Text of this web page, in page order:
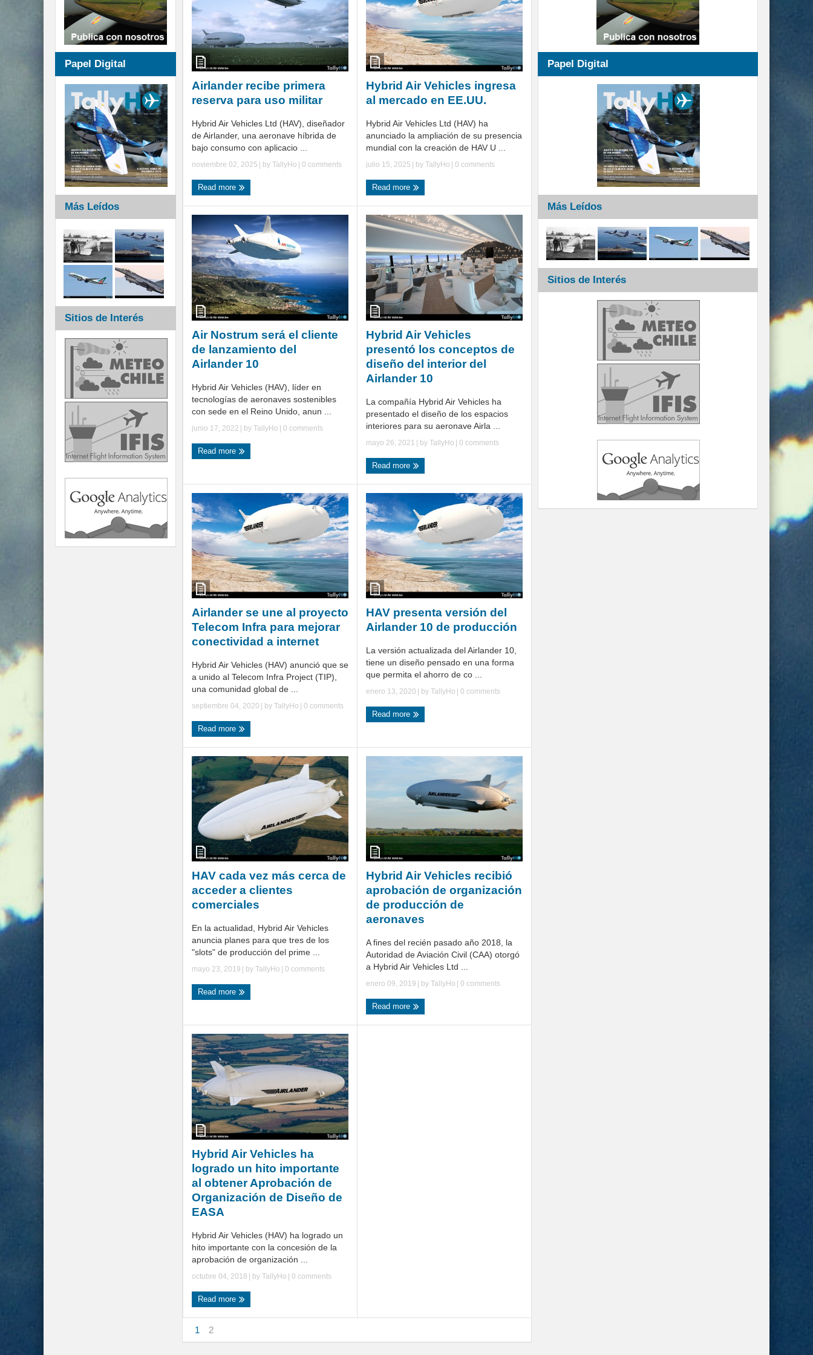
Airlander recibe primera
reserva para uso militar
Hybrid Air Vehicles Ltd (HAV), diseñador
de Airlander, una aeronave híbrida de
bajo consumo con aplicacio ...
noviembre 02, 2025 | by TallyHo 0 comments
Read more
Hybrid Air Vehicles ingresa
al mercado en EE.UU.
Hybrid Air Vehicles Ltd (HAV) ha
anunciado la ampliación de su presencia
mundial con la creación de HAV U ...
julio 15, 2025 | by TallyHo 0 comments
Read more
Air Nostrum será el cliente
de lanzamiento del
Airlander 10
Hybrid Air Vehicles (HAV), líder en
tecnologías de aeronaves sostenibles
con sede en el Reino Unido, anun ...
junio 17, 2022 | by TallyHo | 0 comments
Read more
Hybrid Air Vehicles
presentó los conceptos de
diseño del interior del
Airlander 10
La compañía Hybrid Air Vehicles ha
presentado el diseño de los espacios
interiores para su aeronave Airla ...
mayo 26, 2021 | by TallyHo | 0 comments
Read more
Airlander se une al proyecto
Telecom Infra para mejorar
conectividad a internet
Hybrid Air Vehicles (HAV) anunció que se
a unido al Telecom Infra Project (TIP),
una comunidad global de ...
septiembre 04, 2020 | by TallyHo 0 comments
Read more
HAV presenta versión del
Airlander 10 de producción
La versión actualizada del Airlander 10,
tiene un diseño pensado en una forma
que permita el ahorro de co ...
enero 13, 2020 | by TallyHo 0 comments
Read more
HAV cada vez más cerca de
acceder a clientes
comerciales
En la actualidad, Hybrid Air Vehicles
anuncia planes para que tres de los
"slots" de producción del prime ...
mayo 23, 2019 | by TallyHo 0 comments
Read more
Hybrid Air Vehicles recibió
aprobación de organización
de producción de
aeronaves
A fines del recién pasado año 2018, la
Autoridad de Aviación Civil (CAA) otorgó
a Hybrid Air Vehicles Ltd ...
enero 09, 2019 | by TallyHo 0 comments
Read more
Hybrid Air Vehicles ha
logrado un hito importante
al obtener Aprobación de
Organización de Diseño de
EASA
Hybrid Air Vehicles (HAV) ha logrado un
hito importante con la concesión de la
aprobación de organización ...
octubre 04, 2018 | by TallyHo | 0 comments
Read more
1 2
Papel Digital
Más Leídos
Sitios de Interés
Papel Digital
Más Leídos
Sitios de Interés